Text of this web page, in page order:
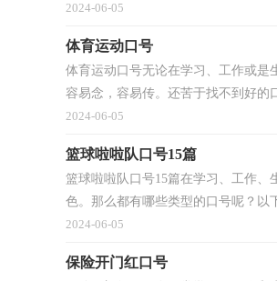
2024-06-05
体育运动口号
体育运动口号无论在学习、工作或是
容易念，容易传。还苦于找不到好的
2024-06-05
篮球啦啦队口号15篇
篮球啦啦队口号15篇在学习、工作
色。那么都有哪些类型的口号呢？以
2024-06-05
保险开门红口号